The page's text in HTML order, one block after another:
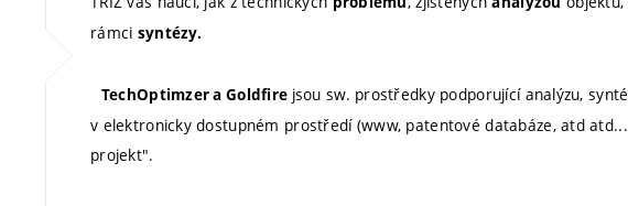
rámci syntézy.
TechOptimzer a Goldfire jsou sw. prostředky podporující analýzu,
v elektronicky dostupném prostředí (www, patentové databáze, atd
projekt".